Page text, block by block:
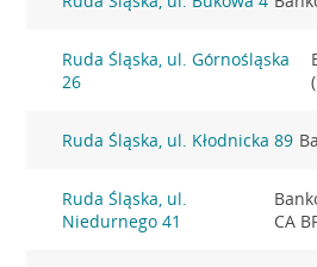
Ruda Śląska, ul. Górnośląska
26
Ruda Śląska, ul. Kłodnicka 89
Ruda Śląska, ul.
Niedurnego 41
CA